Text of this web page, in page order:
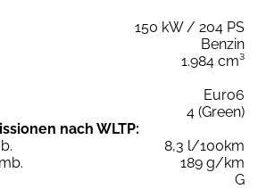
150 kW / 204 PS
Benzin
1.984 cm³
Euro6
4 (Green)
nach WLTP:
8,3 l/100km
189 g/km
G